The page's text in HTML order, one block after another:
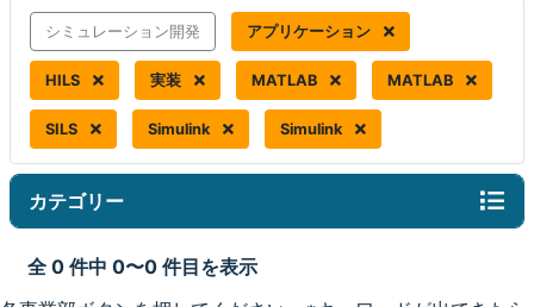
シミュレーション開発 アプリケーション
HILS 実装 MATLAB MATLAB
SILS Simulink Simulink
カテゴリー
全 0 件中 0〜0 件目を表示